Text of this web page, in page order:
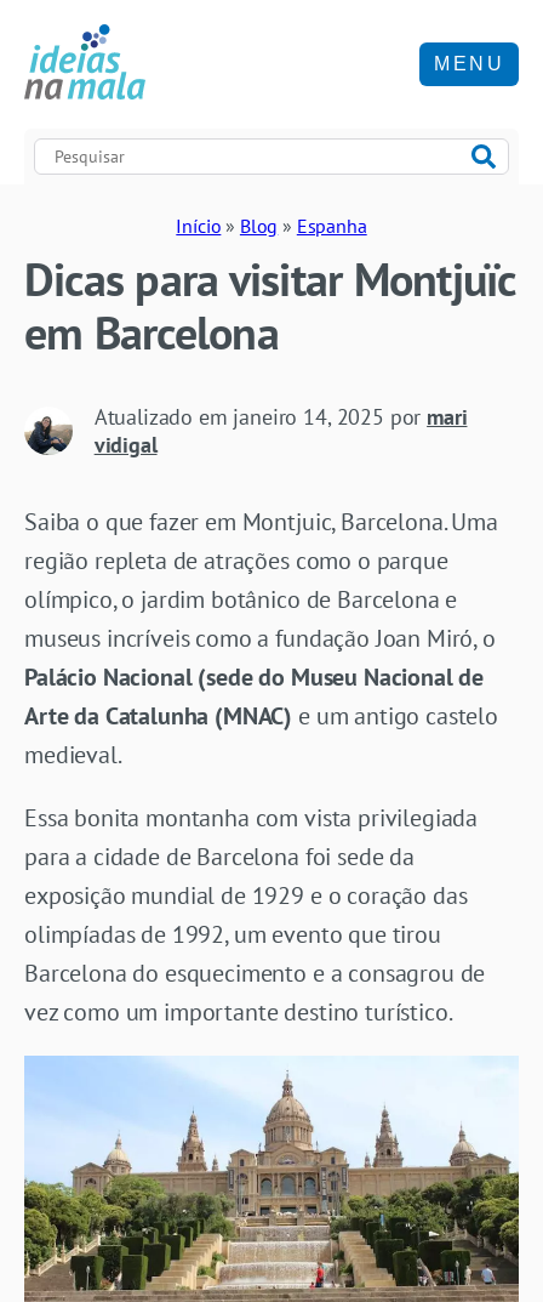
MENU
Início » Blog » Espanha
Dicas para visitar Montjuïc
em Barcelona
Atualizado em janeiro 14, 2025 por mari
vidigal
Saiba o que fazer em Montjuic, Barcelona. Uma
região repleta de atrações como o parque
olímpico, o jardim botânico de Barcelona e
museus incríveis como a fundação Joan Miró, o
Palácio Nacional (sede do Museu Nacional de
Arte da Catalunha (MNAC) e um antigo castelo
medieval.
Essa bonita montanha com vista privilegiada
para a cidade de Barcelona foi sede da
exposição mundial de 1929 e o coração das
olimpíadas de 1992, um evento que tirou
Barcelona do esquecimento e a consagrou de
vez como um importante destino turístico.